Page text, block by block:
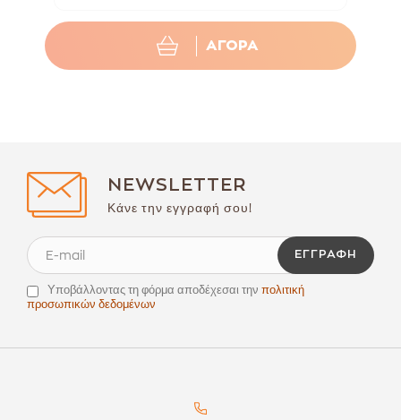
ΑΓΟΡΑ
NEWSLETTER
Κάνε την εγγραφή σου!
ΕΓΓΡΑΦΉ
Υποβάλλοντας τη φόρμα αποδέχεσαι την πολιτική
προσωπικών δεδομένων